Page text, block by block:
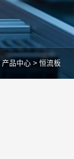
产品中心 > 恒流板